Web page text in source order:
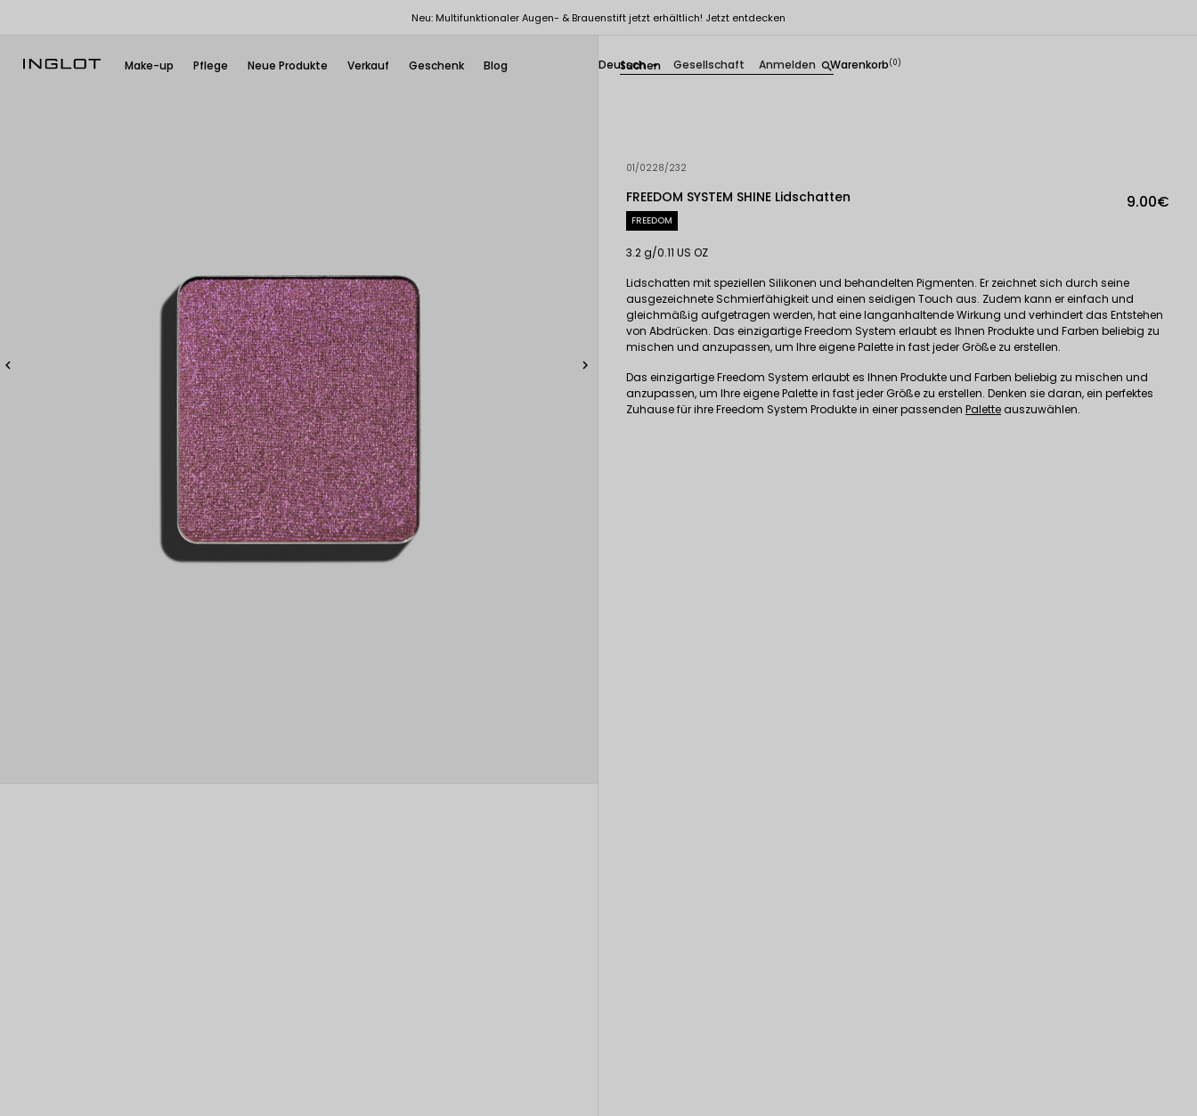
Neu: Multifunktionaler Augen- & Brauenstift jetzt erhältlich! Jetzt entdecken
Make-up Pflege Neue Produkte Verkauf Geschenk Blog search
Deutsch  Gesellschaft Anmelden Warenkorb(0)
 
01/0228/232
FREEDOM SYSTEM SHINE Lidschatten 9.00€
FREEDOM
3.2 g/0.11 US OZ
Lidschatten mit speziellen Silikonen und behandelten Pigmenten. Er zeichnet sich durch seine
ausgezeichnete Schmierfähigkeit und einen seidigen Touch aus. Zudem kann er einfach und
gleichmäßig aufgetragen werden, hat eine langanhaltende Wirkung und verhindert das Entstehen
von Abdrücken. Das einzigartige Freedom System erlaubt es Ihnen Produkte und Farben beliebig zu
mischen und anzupassen, um Ihre eigene Palette in fast jeder Größe zu erstellen.
Das einzigartige Freedom System erlaubt es Ihnen Produkte und Farben beliebig zu mischen und
anzupassen, um Ihre eigene Palette in fast jeder Größe zu erstellen. Denken sie daran, ein perfektes
Zuhause für ihre Freedom System Produkte in einer passenden Palette auszuwählen.